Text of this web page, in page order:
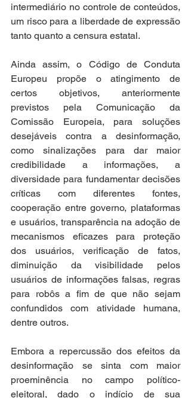
intermediário no controle de conteúdos,
um risco para a liberdade de expressão
tanto quanto a censura estatal.
Ainda assim, o Código de Conduta
Europeu propõe o atingimento de
certos objetivos, anteriormente
previstos pela Comunicação da
Comissão Europeia, para soluções
desejáveis contra a desinformação,
como sinalizações para dar maior
credibilidade a informações, a
diversidade para fundamentar decisões
críticas com diferentes fontes,
cooperação entre governo, plataformas
e usuários, transparência na adoção de
mecanismos eficazes para proteção
dos usuários, verificação de fatos,
diminuição da visibilidade pelos
usuários de informações falsas, regras
para robôs a fim de que não sejam
confundidos com atividade humana,
dentre outros.
Embora a repercussão dos efeitos da
desinformação se sinta com maior
proeminência no campo político-
eleitoral, dado o indício de sua